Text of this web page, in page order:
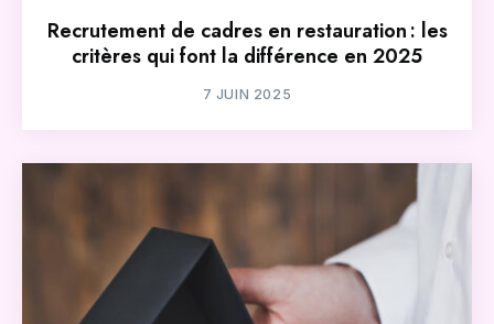
Recrutement de cadres en restauration : les
critères qui font la différence en 2025
7 JUIN 2025